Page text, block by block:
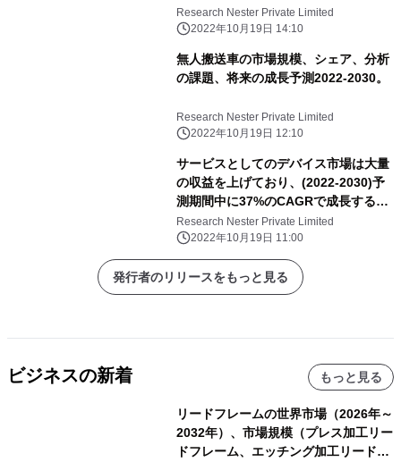
センターのラック密度の年々の増加に
起因する可能性があります。
Research Nester Private Limited
2022年10月19日 14:10
無人搬送車の市場規模、シェア、分析
の課題、将来の成長予測2022-2030。
Research Nester Private Limited
2022年10月19日 12:10
サービスとしてのデバイス市場は大量
の収益を上げており、(2022-2030)予
測期間中に37%のCAGRで成長すると
推定されています。
Research Nester Private Limited
2022年10月19日 11:00
発行者のリリースをもっと見る
ビジネスの新着 もっと見る
リードフレームの世界市場（2026年～
2032年）、市場規模（プレス加工リー
ドフレーム、エッチング加工リードフ